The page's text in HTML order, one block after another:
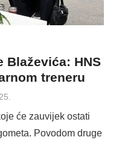
Blaževića: HNS
treneru
će zauvijek ostati
Povodom druge